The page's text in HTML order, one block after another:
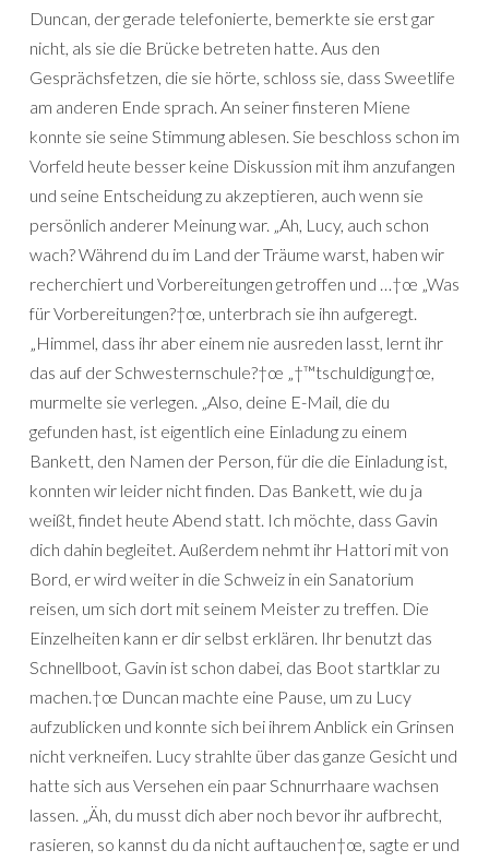
Duncan, der gerade telefonierte, bemerkte sie erst gar
nicht, als sie die Brücke betreten hatte. Aus den
Gesprächsfetzen, die sie hörte, schloss sie, dass Sweetlife
am anderen Ende sprach. An seiner finsteren Miene
konnte sie seine Stimmung ablesen. Sie beschloss schon im
Vorfeld heute besser keine Diskussion mit ihm anzufangen
und seine Entscheidung zu akzeptieren, auch wenn sie
persönlich anderer Meinung war. „Ah, Lucy, auch schon
wach? Während du im Land der Träume warst, haben wir
recherchiert und Vorbereitungen getroffen und …†œ „Was
für Vorbereitungen?†œ, unterbrach sie ihn aufgeregt.
„Himmel, dass ihr aber einem nie ausreden lasst, lernt ihr
das auf der Schwesternschule?†œ „†™tschuldigung†œ,
murmelte sie verlegen. „Also, deine E-Mail, die du
gefunden hast, ist eigentlich eine Einladung zu einem
Bankett, den Namen der Person, für die die Einladung ist,
konnten wir leider nicht finden. Das Bankett, wie du ja
weißt, findet heute Abend statt. Ich möchte, dass Gavin
dich dahin begleitet. Außerdem nehmt ihr Hattori mit von
Bord, er wird weiter in die Schweiz in ein Sanatorium
reisen, um sich dort mit seinem Meister zu treffen. Die
Einzelheiten kann er dir selbst erklären. Ihr benutzt das
Schnellboot, Gavin ist schon dabei, das Boot startklar zu
machen.†œ Duncan machte eine Pause, um zu Lucy
aufzublicken und konnte sich bei ihrem Anblick ein Grinsen
nicht verkneifen. Lucy strahlte über das ganze Gesicht und
hatte sich aus Versehen ein paar Schnurrhaare wachsen
lassen. „Äh, du musst dich aber noch bevor ihr aufbrecht,
rasieren, so kannst du da nicht auftauchen†œ, sagte er und